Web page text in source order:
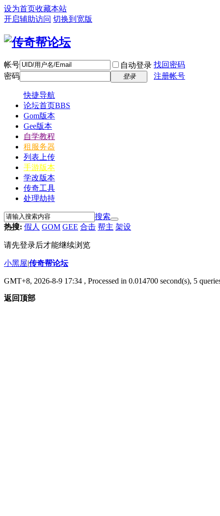
设为首页收藏本站
开启辅助访问 切换到宽版
帐号 自动登录 找回密码
密码
登录 注册帐号
快捷导航
论坛首页BBS
Gom版本
Gee版本
自学教程
租服务器
列表上传
手游版本
学改版本
传奇工具
处理劫持
搜索
热搜: 假人 GOM GEE 合击 帮主 架设
请先登录后才能继续浏览
小黑屋|传奇帮论坛
GMT+8, 2026-8-9 17:34 , Processed in 0.014700 second(s), 5
返回顶部